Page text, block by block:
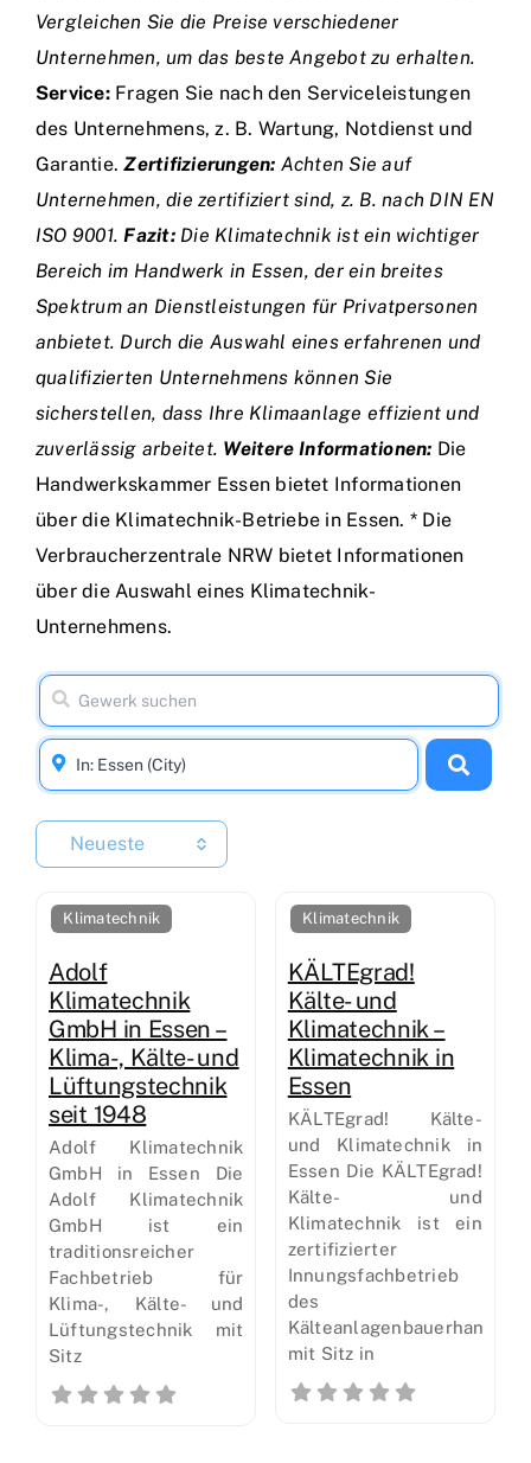
Vergleichen Sie die Preise verschiedener
Unternehmen, um das beste Angebot zu erhalten.
Service:Fragen Sie nach den Serviceleistungen
des Unternehmens, z. B. Wartung, Notdienst und
Garantie.Zertifizierungen: Achten Sie auf
Unternehmen, die zertifiziert sind, z. B. nach DIN EN
ISO 9001.Fazit:Die Klimatechnik ist ein wichtiger
Bereich im Handwerk in Essen, der ein breites
Spektrum an Dienstleistungen für Privatpersonen
anbietet. Durch die Auswahl eines erfahrenen und
qualifizierten Unternehmens können Sie
sicherstellen, dass Ihre Klimaanlage effizient und
zuverlässig arbeitet. Weitere Informationen: Die
Handwerkskammer Essen bietet Informationen
über die Klimatechnik-Betriebe in Essen. * Die
Verbraucherzentrale NRW bietet Informationen
über die Auswahl eines Klimatechnik-
Unternehmens.
Neueste
Klimatechnik
Adolf
Klimatechnik
GmbH in Essen –
Klima-, Kälte- und
Lüftungstechnik
seit 1948
Adolf Klimatechnik
GmbH in Essen Die
Adolf Klimatechnik
GmbH ist ein
traditionsreicher
Fachbetrieb für
Klima-, Kälte- und
Lüftungstechnik mit
Sitz
Klimatechnik
KÄLTEgrad!
Kälte- und
Klimatechnik –
Klimatechnik in
Essen
KÄLTEgrad! Kälte-
und Klimatechnik in
Essen Die KÄLTEgrad!
Kälte- und
Klimatechnik ist ein
zertifizierter
Innungsfachbetrieb
des
mit Sitz in